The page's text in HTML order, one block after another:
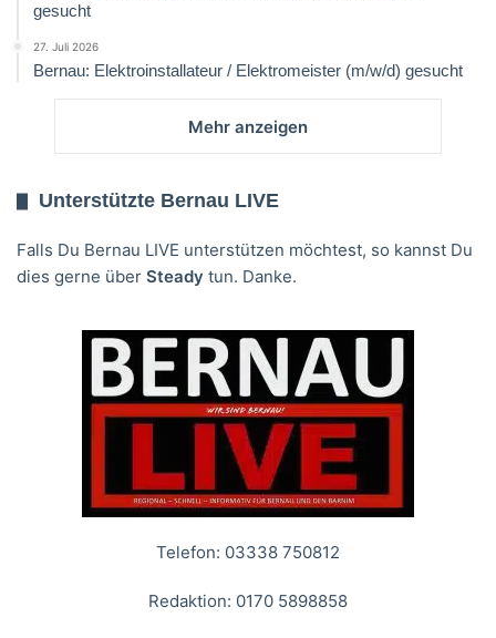
gesucht
27. Juli 2026
Bernau: Elektroinstallateur / Elektromeister (m/w/d) gesucht
Mehr anzeigen
Unterstützte Bernau LIVE
Falls Du Bernau LIVE unterstützen möchtest, so kannst Du
dies gerne über Steady tun. Danke.
Telefon: 03338 750812
Redaktion: 0170 5898858